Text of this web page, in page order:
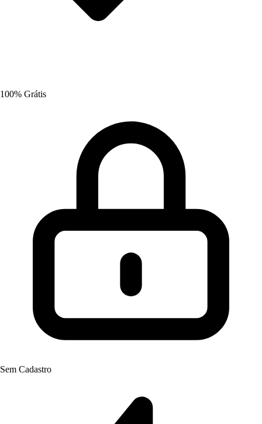
100% Grátis
Sem Cadastro